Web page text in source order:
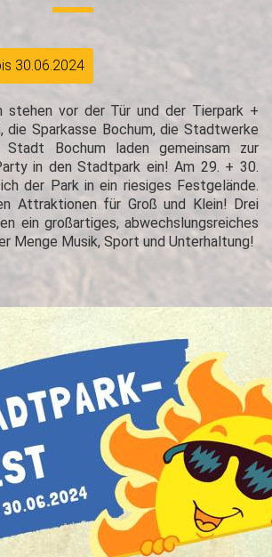
30.06.2024
stehen vor der Tür und der Tierpark +
die Sparkasse Bochum, die Stadtwerke
Stadt Bochum laden gemeinsam zur
in den Stadtpark ein! Am 29. + 30.
der Park in ein riesiges Festgelände.
Attraktionen für Groß und Klein! Drei
ein großartiges, abwechslungsreiches
Menge Musik, Sport und Unterhaltung!